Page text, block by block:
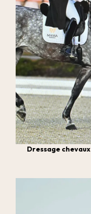
Dressage chevaux